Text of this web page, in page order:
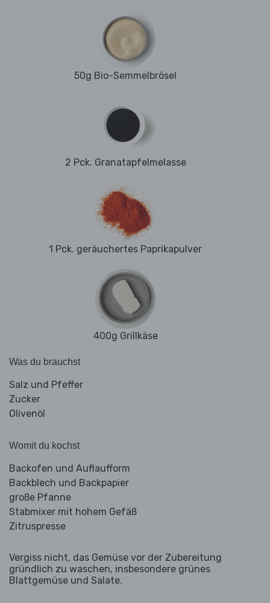
50g Bio-Semmelbrösel
2 Pck. Granatapfelmelasse
1 Pck. geräuchertes Paprikapulver
400g Grillkäse
Was du brauchst
Salz und Pfeffer
Zucker
Olivenöl
Womit du kochst
Backofen und Auflaufform
Backblech und Backpapier
große Pfanne
Stabmixer mit hohem Gefäß
Zitruspresse
Vergiss nicht, das Gemüse vor der Zubereitung
gründlich zu waschen, insbesondere grünes
Blattgemüse und Salate.